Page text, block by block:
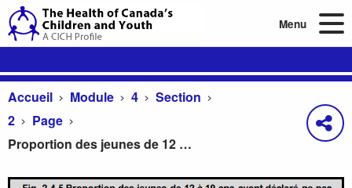
Menu
Accueil Module 4
Section
2
Page
Proportion des jeunes de 12 à 19 ans ayant déclaré ne pas avoir consommé d’alcool dans les douze derniers mois, par groupe d’âge et catégorie d’immigrant, Canada, 2011-2012